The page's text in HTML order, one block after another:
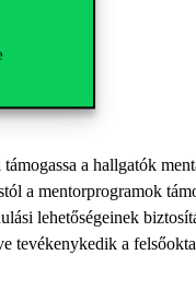
a hallgatók
a mentorprogramok
lehetőségeinek
tevékenykedik a